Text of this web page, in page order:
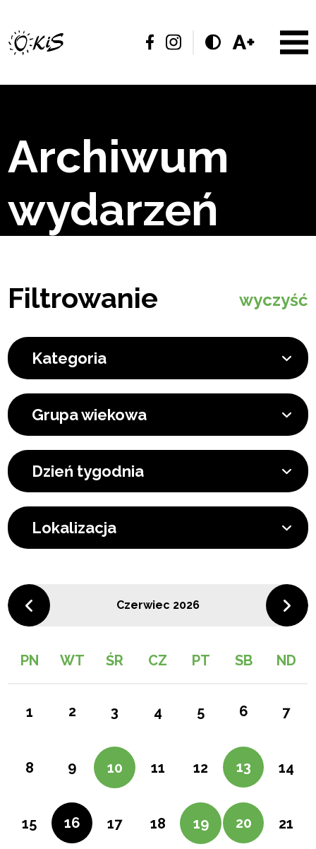
Archiwum
wydarzeń
Filtrowanie wyczyść
Kategoria
Grupa wiekowa
Dzień tygodnia
Lokalizacja
Czerwiec 2026
PN WT ŚR CZ PT SB ND
1 2 3 4 5 6 7
8 9 10 11 12 13 14
15 16 17 18 19 20 21